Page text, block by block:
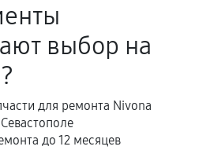
работ с датой, перечнем
комплектующие
выбор на
для ремонта Nivona
до 12 месяцев